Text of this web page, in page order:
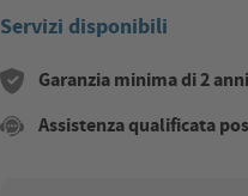
Servizi disponibili
Garanzia minima di 2
Assistenza qualificata